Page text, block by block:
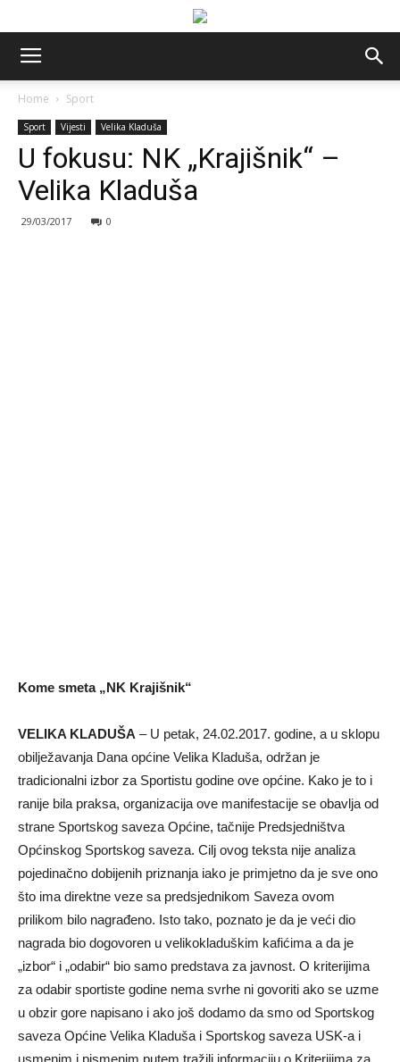
Home Sport
Sport Vijesti Velika Kladuša
U fokusu: NK „Krajišnik“ –
Velika Kladuša
29/03/2017 0
Kome smeta „NK Krajišnik“
VELIKA KLADUŠA – U petak, 24.02.2017. godine, a u sklopu
obilježavanja Dana općine Velika Kladuša, održan je
tradicionalni izbor za Sportistu godine ove općine. Kako je to i
ranije bila praksa, organizacija ove manifestacije se obavlja od
strane Sportskog saveza Općine, tačnije Predsjedništva
Općinskog Sportskog saveza. Cilj ovog teksta nije analiza
pojedinačno dobijenih priznanja iako je primjetno da je sve ono
što ima direktne veze sa predsjednikom Saveza ovom
prilikom bilo nagrađeno. Isto tako, poznato je da je veći dio
nagrada bio dogovoren u velikokladuškim kafićima a da je
„izbor“ i „odabir“ bio samo predstava za javnost. O kriterijima
za odabir sportiste godine nema svrhe ni govoriti ako se uzme
u obzir gore napisano i ako još dodamo da smo od Sportskog
saveza Općine Velika Kladuša i Sportskog saveza USK-a i
usmenim i pismenim putem tražili informaciju o Kriterijima za